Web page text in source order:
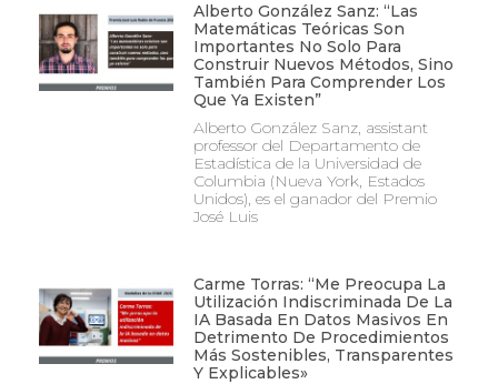
Alberto González Sanz: “Las
Matemáticas Teóricas Son
Importantes No Solo Para
Construir Nuevos Métodos, Sino
También Para Comprender Los
Que Ya Existen”
Alberto González Sanz, assistant
professor del Departamento de
Estadística de la Universidad de
Columbia (Nueva York, Estados
Unidos), es el ganador del Premio
José Luis
Carme Torras: “Me Preocupa La
Utilización Indiscriminada De La
IA Basada En Datos Masivos En
Detrimento De Procedimientos
Más Sostenibles, Transparentes
Y Explicables»